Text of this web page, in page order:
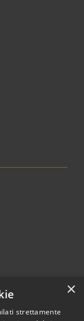
×
strettamente